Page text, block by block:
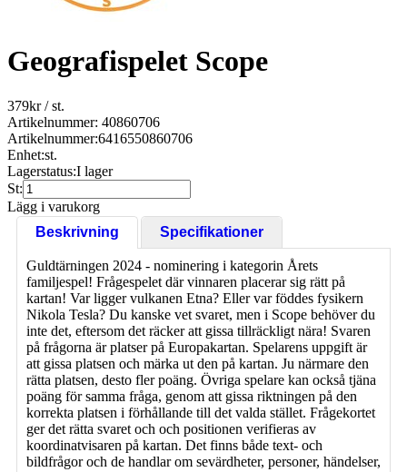
Geografispelet Scope
379kr/ st.
Artikelnummer: 40860706
Artikelnummer:6416550860706
Enhet:st.
Lagerstatus:I lager
St:
Lägg i varukorg
Beskrivning
Specifikationer
Guldtärningen 2024 - nominering i kategorin Årets
familjespel! Frågespelet där vinnaren placerar sig rätt på
kartan! Var ligger vulkanen Etna? Eller var föddes fysikern
Nikola Tesla? Du kanske vet svaret, men i Scope behöver du
inte det, eftersom det räcker att gissa tillräckligt nära! Svaren
på frågorna är platser på Europakartan. Spelarens uppgift är
att gissa platsen och märka ut den på kartan. Ju närmare den
rätta platsen, desto fler poäng. Övriga spelare kan också tjäna
poäng för samma fråga, genom att gissa riktningen på den
korrekta platsen i förhållande till det valda stället. Frågekortet
ger det rätta svaret och och positionen verifieras av
koordinatvisaren på kartan. Det finns både text- och
bildfrågor och de handlar om sevärdheter, personer, händelser,